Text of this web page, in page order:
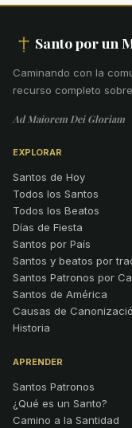
Santo por un
Caminando con la
recurso completo
Ad Maiorem Dei Gloriam
EXPLORAR
Santos de Hoy
Todos los Santos
Todos los Beatos
Días de Fiesta
Santos por País
Santos y beatos por
Santos Patronos por
Santos de América
Causas de
Historia
APRENDER
Santos Patronos
¿Qué es un Santo?
Camino a la Santidad